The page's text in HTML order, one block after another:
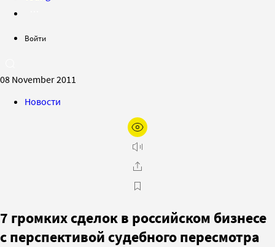
Войти
08 November 2011
Новости
7 громких сделок в российском бизнесе
с перспективой судебного пересмотра